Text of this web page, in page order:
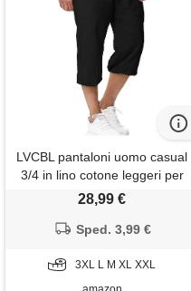
LVCBL pantaloni uomo casual
3/4 in lino cotone leggeri per
tempo libero nero 3xl
28,99 €
Sped. 3,99 €
3XL L M XL XXL